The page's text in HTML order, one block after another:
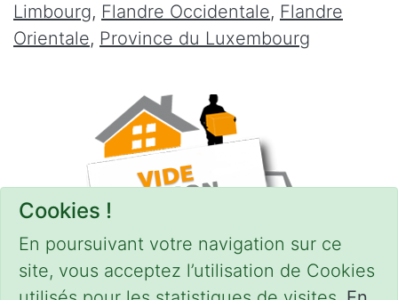
Cookies !
En poursuivant votre navigation sur ce
site, vous acceptez l’utilisation de Cookies
Limbourg, Flandre Occidentale, Flandre
Orientale, Province du Luxembourg